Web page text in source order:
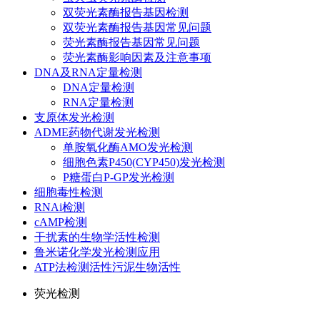
双荧光素酶报告基因检测
双荧光素酶报告基因常见问题
荧光素酶报告基因常见问题
荧光素酶影响因素及注意事项
DNA及RNA定量检测
DNA定量检测
RNA定量检测
支原体发光检测
ADME药物代谢发光检测
单胺氧化酶AMO发光检测
细胞色素P450(CYP450)发光检测
P糖蛋白P-GP发光检测
细胞毒性检测
RNAi检测
cAMP检测
干扰素的生物学活性检测
鲁米诺化学发光检测应用
ATP法检测活性污泥生物活性
荧光检测